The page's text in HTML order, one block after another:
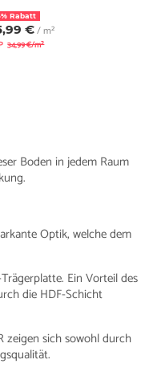
Rabatt
€/ m²
34,99 €/m²
Boden in jedem Raum
Optik, welche dem
Ein Vorteil des
die HDF-Schicht
zeigen sich sowohl durch